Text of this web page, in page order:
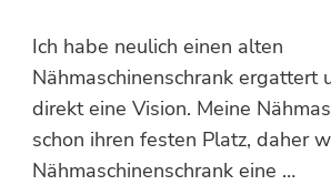
Ich habe neulich einen alten
Nähmaschinenschrank ergattert
direkt eine Vision. Meine
schon ihren festen Platz, daher
Nähmaschinenschrank eine …